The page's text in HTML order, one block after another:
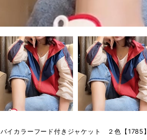
バイカラーフード付きジャケット ２色【1785】